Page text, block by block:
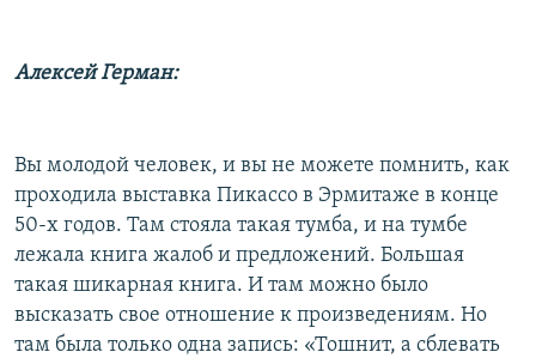
Алексей Герман:
Вы молодой человек, и вы не можете помнить, как
проходила выставка Пикассо в Эрмитаже в конце
50-х годов. Там стояла такая тумба, и на тумбе
лежала книга жалоб и предложений. Большая
такая шикарная книга. И там можно было
высказать свое отношение к произведениям. Но
там была только одна запись: «Тошнит, а сблевать